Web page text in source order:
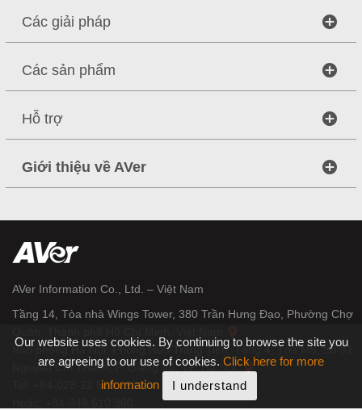
Các giải pháp
Các sản phẩm
Hỗ trợ
Giới thiệu về AVer
AVer Information Co., Ltd. – Việt Nam
Tầng 14, Tòa nhà Wings Tower, 380 Trần Hưng Đạo, Phường Chợ
Văn phòng Hà Nội: Phòng N05 Tràng Tiền, Tầng 4, Tòa M5, Số 91
Nguyễn Chí Thanh, P. Giảng Võ, TP. Hà Nội.
Tel: +84-028-22 539 211
Our website uses cookies. By continuing to browse the site you
are agreeing to our use of cookies. Click here for more
information
I understand